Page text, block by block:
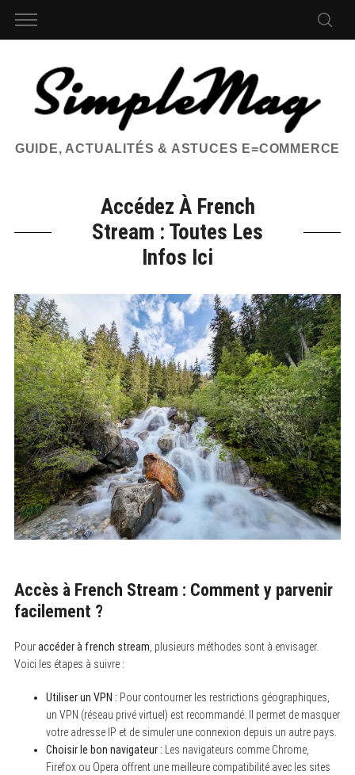
GUIDE, ACTUALITÉS & ASTUCES E=COMMERCE
Accédez À French
Stream : Toutes Les
Infos Ici
Accès à French Stream : Comment y parvenir
facilement ?
Pouraccéder à french stream, plusieurs méthodes sont à envisager.
Voici les étapes à suivre :
Utiliser un VPN : Pour contourner les restrictions géographiques,
un VPN (réseau privé virtuel) est recommandé. Il permet de masquer
votre adresse IP et de simuler une connexion depuis un autre pays.
Choisir le bon navigateur : Les navigateurs comme Chrome,
Firefox ou Opera offrent une meilleure compatibilité avec les sites